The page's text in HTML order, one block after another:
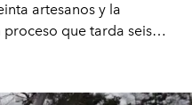
artesanos y la
proceso que tarda seis
práctica una técnica
escuela de formación de